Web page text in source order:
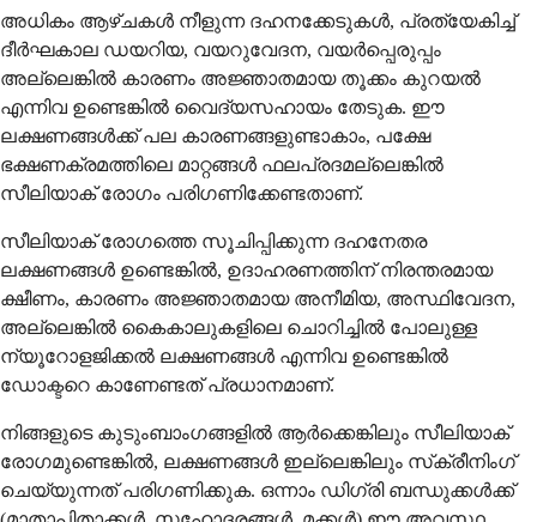
അധികം ആഴ്ചകള്‍ നീളുന്ന ദഹനക്കേടുകള്‍, പ്രത്യേകിച്ച്
ദീര്‍ഘകാല ഡയറിയ, വയറുവേദന, വയര്‍പ്പെരുപ്പം
അല്ലെങ്കില്‍ കാരണം അജ്ഞാതമായ തൂക്കം കുറയല്‍
എന്നിവ ഉണ്ടെങ്കില്‍ വൈദ്യസഹായം തേടുക. ഈ
ലക്ഷണങ്ങള്‍ക്ക് പല കാരണങ്ങളുണ്ടാകാം, പക്ഷേ
ഭക്ഷണക്രമത്തിലെ മാറ്റങ്ങള്‍ ഫലപ്രദമല്ലെങ്കില്‍
സീലിയാക് രോഗം പരിഗണിക്കേണ്ടതാണ്.
സീലിയാക് രോഗത്തെ സൂചിപ്പിക്കുന്ന ദഹനേതര
ലക്ഷണങ്ങള്‍ ഉണ്ടെങ്കില്‍, ഉദാഹരണത്തിന് നിരന്തരമായ
ക്ഷീണം, കാരണം അജ്ഞാതമായ അനീമിയ, അസ്ഥിവേദന,
അല്ലെങ്കില്‍ കൈകാലുകളിലെ ചൊറിച്ചില്‍ പോലുള്ള
ന്യൂറോളജിക്കല്‍ ലക്ഷണങ്ങള്‍ എന്നിവ ഉണ്ടെങ്കില്‍
ഡോക്ടറെ കാണേണ്ടത് പ്രധാനമാണ്.
നിങ്ങളുടെ കുടുംബാംഗങ്ങളില്‍ ആര്‍ക്കെങ്കിലും സീലിയാക്
രോഗമുണ്ടെങ്കില്‍, ലക്ഷണങ്ങള്‍ ഇല്ലെങ്കിലും സ്‌ക്രീനിംഗ്
ചെയ്യുന്നത് പരിഗണിക്കുക. ഒന്നാം ഡിഗ്രി ബന്ധുക്കള്‍ക്ക്